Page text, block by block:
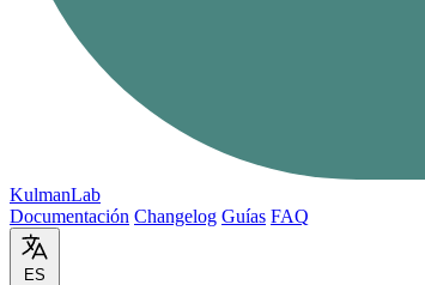
KulmanLab
Documentación Changelog Guías FAQ
ES